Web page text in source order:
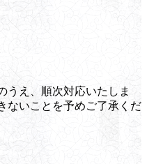
うえ、順次対応いたしま
ないことを予めご了承くだ